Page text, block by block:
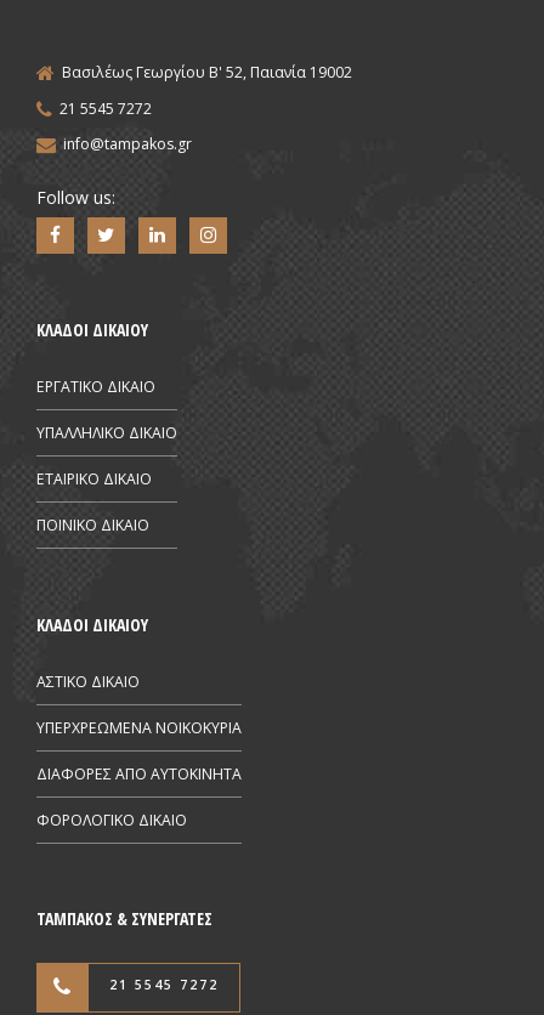
Βασιλέως Γεωργίου Β' 52, Παιανία 19002
21 5545 7272
info@tampakos.gr
Follow us:
ΚΛΑΔΟΙ ΔΙΚΑΙΟΥ
ΕΡΓΑΤΙΚΟ ΔΙΚΑΙΟ
ΥΠΑΛΛΗΛΙΚΟ ΔΙΚΑΙΟ
ΕΤΑΙΡΙΚΟ ΔΙΚΑΙΟ
ΠΟΙΝΙΚΟ ΔΙΚΑΙΟ
ΚΛΑΔΟΙ ΔΙΚΑΙΟΥ
ΑΣΤΙΚΟ ΔΙΚΑΙΟ
ΥΠΕΡΧΡΕΩΜΕΝΑ ΝΟΙΚΟΚΥΡΙΑ
ΔΙΑΦΟΡΕΣ ΑΠΟ AYTOKINHTA
ΦΟΡΟΛΟΓΙΚΟ ΔΙΚΑΙΟ
ΤΑΜΠΑΚΟΣ & ΣΥΝΕΡΓΑΤΕΣ
21 5545 7272